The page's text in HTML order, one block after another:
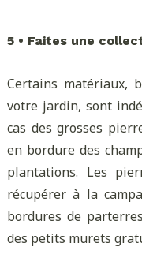
5 • Faites une
Certains matériaux,
votre jardin, sont
cas des grosses
en bordure des
plantations. Les
récupérer à la
bordures de
des petits murets